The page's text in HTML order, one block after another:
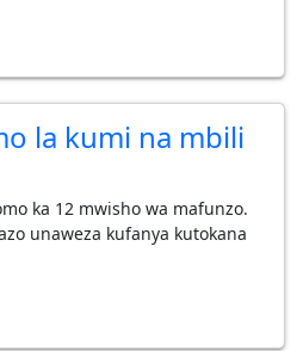
la kumi na mbili
ka 12 mwisho wa mafunzo.
unaweza kufanya kutokana